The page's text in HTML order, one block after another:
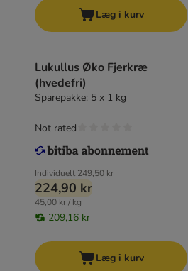
Læg i kurv
Lukullus Øko Fjerkræ
(hvedefri)
Sparepakke: 5 x 1 kg
Individuelt 249,50 kr
224,90 kr
45,00 kr / kg
209,16 kr
Not rated
Læg i kurv